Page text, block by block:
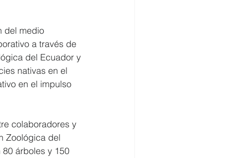
del medio
a través de
del Ecuador y
nativas en el
en el impulso
colaboradores y
Zoológica del
árboles y 150